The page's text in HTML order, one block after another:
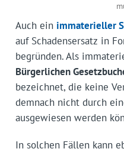
Auch ein immaterieller
auf Schadensersatz in
begründen. Als
Bürgerlichen
bezeichnet, die keine
demnach nicht durch
ausgewiesen werden
In solchen Fällen kann